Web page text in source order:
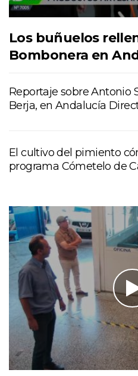
Los buñuelos
Bombonera en
Reportaje sobre Antonio
Berja, en Andalucía
El cultivo del pimiento
programa Cómetelo de